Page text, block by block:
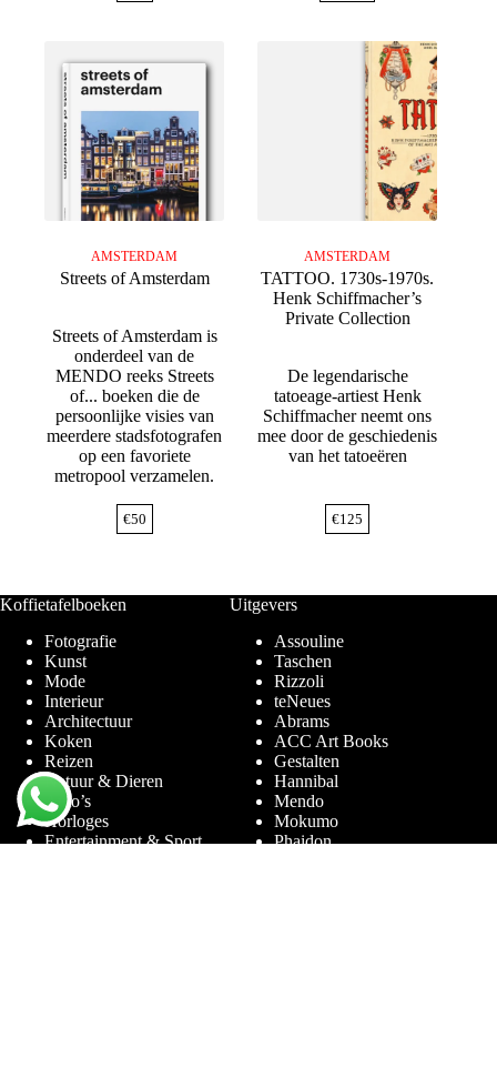
AMSTERDAM
Streets of Amsterdam
Streets of Amsterdam is
onderdeel van de
MENDO reeks Streets
of... boeken die de
persoonlijke visies van
meerdere stadsfotografen
op een favoriete
metropool verzamelen.
€50
AMSTERDAM
TATTOO. 1730s-1970s.
Henk Schiffmacher’s
Private Collection
De legendarische
tatoeage-artiest Henk
Schiffmacher neemt ons
mee door de geschiedenis
van het tatoeëren
€125
Koffietafelboeken
Fotografie
Kunst
Mode
Interieur
Architectuur
Koken
Reizen
Natuur & Dieren
Auto’s
Horloges
Entertainment & Sport
Uitgevers
Assouline
Taschen
Rizzoli
teNeues
Abrams
ACC Art Books
Gestalten
Hannibal
Mendo
Mokumo
Phaidon